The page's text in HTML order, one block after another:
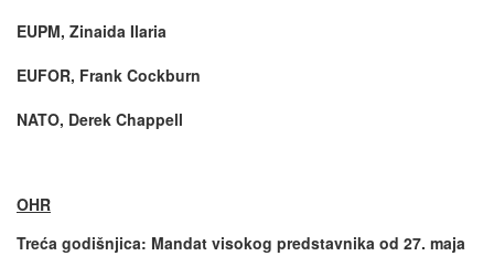
EUPM, Zinaida Ilaria
EUFOR, Frank Cockburn
NATO, Derek Chappell
OHR
Treća godišnjica: Mandat visokog predstavnika od 27. maja